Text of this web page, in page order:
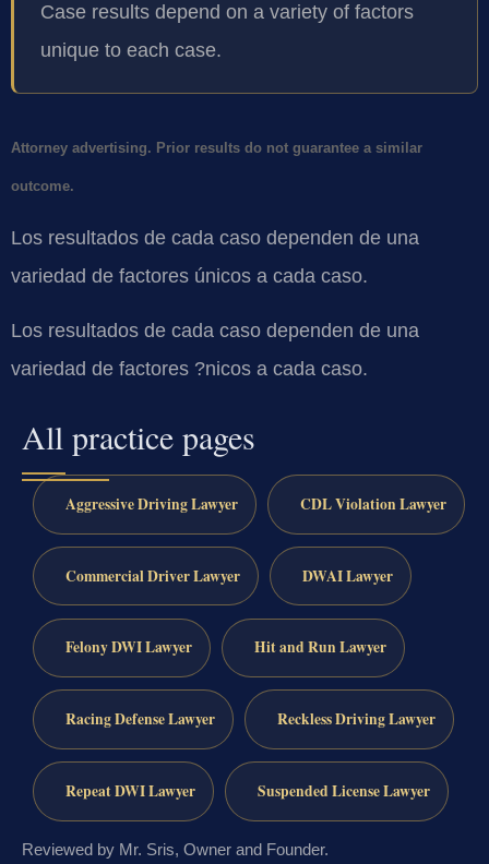
Case results depend on a variety of factors
unique to each case.
Attorney advertising. Prior results do not guarantee a similar
outcome.
Los resultados de cada caso dependen de una
variedad de factores únicos a cada caso.
Los resultados de cada caso dependen de una
variedad de factores ?nicos a cada caso.
All practice pages
Aggressive Driving Lawyer CDL Violation Lawyer
Commercial Driver Lawyer DWAI Lawyer
Felony DWI Lawyer Hit and Run Lawyer
Racing Defense Lawyer Reckless Driving Lawyer
Repeat DWI Lawyer Suspended License Lawyer
Reviewed by Mr. Sris, Owner and Founder.